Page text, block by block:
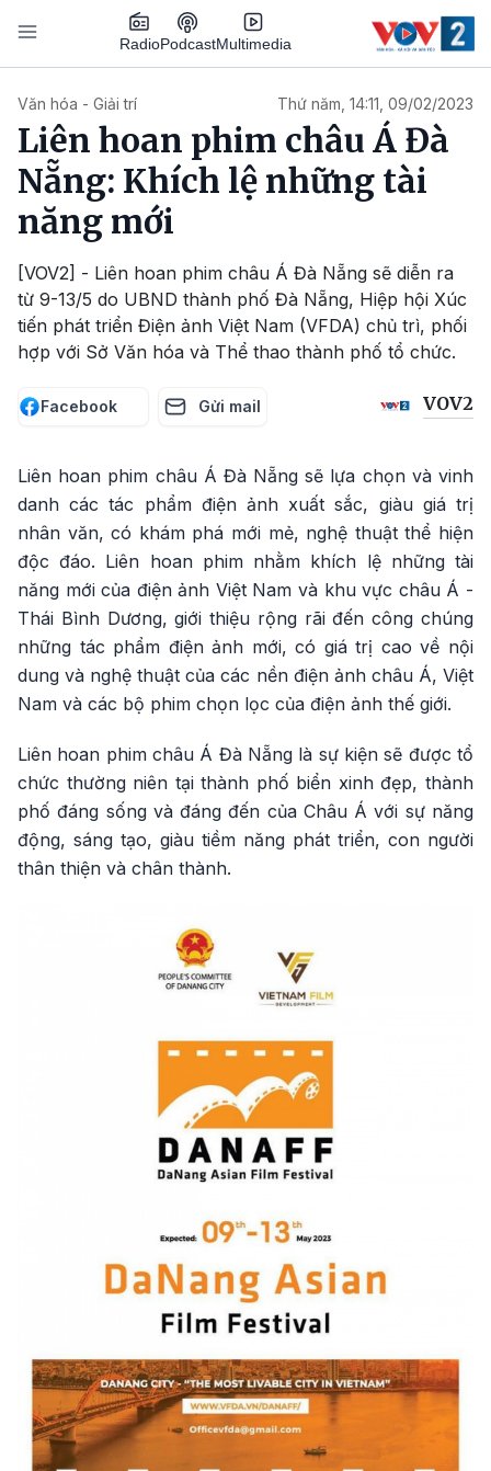
Nhảy đến nội dung
RadioPodcastMultimedia
Văn hóa - Giải trí Thứ năm, 14:11, 09/02/2023
Liên hoan phim châu Á Đà
Nẵng: Khích lệ những tài
năng mới
[VOV2] - Liên hoan phim châu Á Đà Nẵng sẽ diễn ra
từ 9-13/5 do UBND thành phố Đà Nẵng, Hiệp hội Xúc
tiến phát triển Điện ảnh Việt Nam (VFDA) chủ trì, phối
hợp với Sở Văn hóa và Thể thao thành phố tổ chức.
Facebook Gửi mail VOV2
Liên hoan phim châu Á Đà Nẵng sẽ lựa chọn và vinh
danh các tác phẩm điện ảnh xuất sắc, giàu giá trị
nhân văn, có khám phá mới mẻ, nghệ thuật thể hiện
độc đáo. Liên hoan phim nhằm khích lệ những tài
năng mới của điện ảnh Việt Nam và khu vực châu Á -
Thái Bình Dương, giới thiệu rộng rãi đến công chúng
những tác phẩm điện ảnh mới, có giá trị cao về nội
dung và nghệ thuật của các nền điện ảnh châu Á, Việt
Nam và các bộ phim chọn lọc của điện ảnh thế giới.
Liên hoan phim châu Á Đà Nẵng là sự kiện sẽ được tổ
chức thường niên tại thành phố biển xinh đẹp, thành
phố đáng sống và đáng đến của Châu Á với sự năng
động, sáng tạo, giàu tiềm năng phát triển, con người
thân thiện và chân thành.